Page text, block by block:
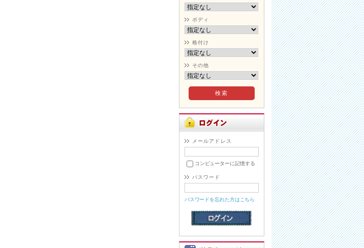
ボディ
格付け
その他
メールアドレス
コンピューターに記憶する
パスワード
パスワードを忘れた方はこちら